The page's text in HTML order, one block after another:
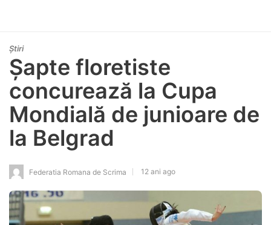
Știri
Șapte floretiste
concurează la Cupa
Mondială de junioare de
la Belgrad
Federatia Romana de Scrima 12 ani ago